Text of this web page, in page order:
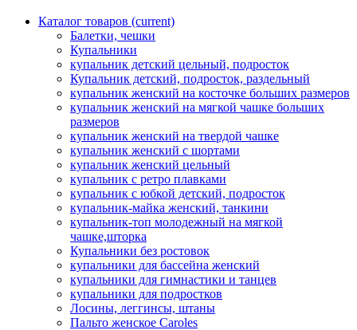
Каталог товаров (current)
Балетки, чешки
Купальники
купальник детский цельный, подросток
Купальник детский, подросток, раздельный
купальник женский на косточке больших размеров
купальник женский на мягкой чашке больших
размеров
купальник женский на твердой чашке
купальник женский с шортами
купальник женский цельный
купальник с ретро плавками
купальник с юбкой детский, подросток
купальник-майка женский, танкини
купальник-топ молодежный на мягкой
чашке,шторка
Купальники без ростовок
купальники для бассейна женский
купальники для гимнастики и танцев
купальники для подростков
Лосины, леггинсы, штаны
Пальто женское Caroles